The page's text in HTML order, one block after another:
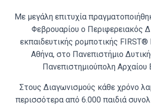
Με μεγάλη επιτυχία
Φεβρουαρίου ο Περιφερειακός
εκπαιδευτικής ρομποτικής
Αθήνα, στο Πανεπιστήμιο
Πανεπιστημιούπολη Αρχαίου
Στους Διαγωνισμούς κάθε χρόνο
περισσότερα από 6.000 παιδιά